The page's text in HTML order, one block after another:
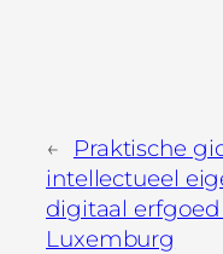
←
Praktische
intellectueel
digitaal erfgoed
Luxemburg